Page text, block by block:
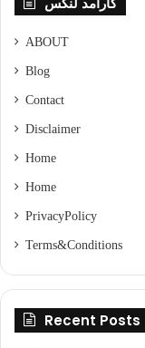
ABOUT
Blog
Contact
Disclaimer
Home
Home
Privacy Policy
Terms & Conditions
Recent Posts